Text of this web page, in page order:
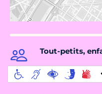
Tout-petits,